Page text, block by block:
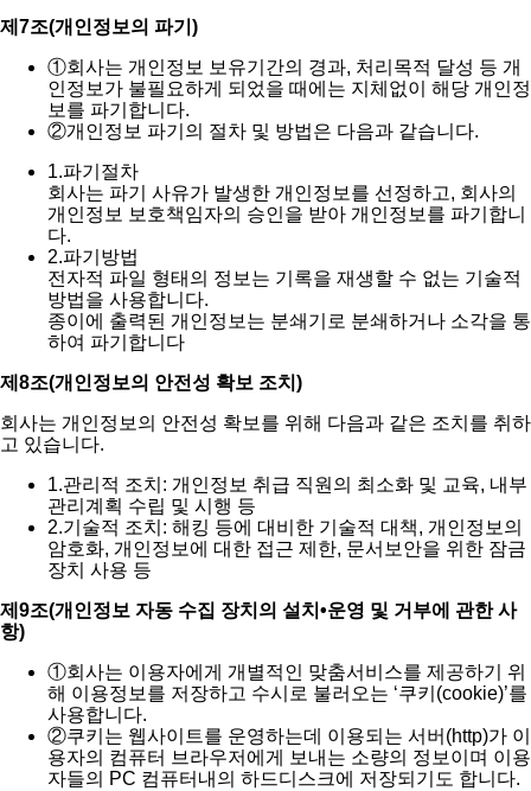
제7조(개인정보의 파기)
①회사는 개인정보 보유기간의 경과, 처리목적 달성 등 개
인정보가 불필요하게 되었을 때에는 지체없이 해당 개인정
보를 파기합니다.
②개인정보 파기의 절차 및 방법은 다음과 같습니다.
1.파기절차
회사는 파기 사유가 발생한 개인정보를 선정하고, 회사의
개인정보 보호책임자의 승인을 받아 개인정보를 파기합니
다.
2.파기방법
전자적 파일 형태의 정보는 기록을 재생할 수 없는 기술적
방법을 사용합니다.
종이에 출력된 개인정보는 분쇄기로 분쇄하거나 소각을 통
하여 파기합니다
제8조(개인정보의 안전성 확보 조치)
회사는 개인정보의 안전성 확보를 위해 다음과 같은 조치를 취하
고 있습니다.
1.관리적 조치: 개인정보 취급 직원의 최소화 및 교육, 내부
관리계획 수립 및 시행 등
2.기술적 조치: 해킹 등에 대비한 기술적 대책, 개인정보의
암호화, 개인정보에 대한 접근 제한, 문서보안을 위한 잠금
장치 사용 등
제9조(개인정보 자동 수집 장치의 설치•운영 및 거부에 관한 사
항)
①회사는 이용자에게 개별적인 맞춤서비스를 제공하기 위
해 이용정보를 저장하고 수시로 불러오는 ‘쿠키(cookie)’를
사용합니다.
②쿠키는 웹사이트를 운영하는데 이용되는 서버(http)가 이
용자의 컴퓨터 브라우저에게 보내는 소량의 정보이며 이용
자들의 PC 컴퓨터내의 하드디스크에 저장되기도 합니다.